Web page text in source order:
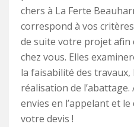
chers à La Ferte
correspond à vos
de suite votre projet afin
chez vous. Elles
la faisabilité des travaux,
réalisation de
envies en l’appelant et
votre devis !